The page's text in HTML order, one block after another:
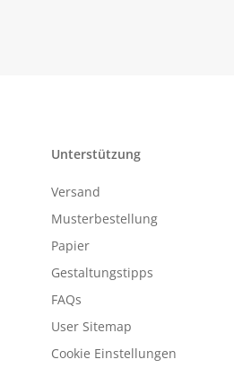
Unterstützung
Versand
Musterbestellung
Papier
Gestaltungstipps
FAQs
User Sitemap
Cookie Einstellungen